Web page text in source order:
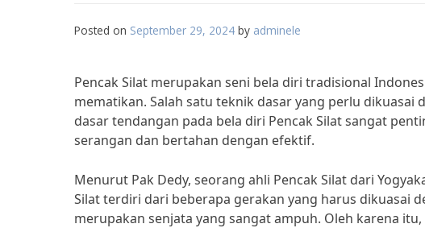
Posted on September 29, 2024 by adminele
Pencak Silat merupakan seni bela diri tradisional
mematikan. Salah satu teknik dasar yang perlu dikuasai
dasar tendangan pada bela diri Pencak Silat sangat
serangan dan bertahan dengan efektif.
Menurut Pak Dedy, seorang ahli Pencak Silat dari
Silat terdiri dari beberapa gerakan yang harus dikuasai
merupakan senjata yang sangat ampuh. Oleh karena